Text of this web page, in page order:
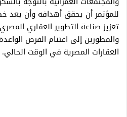
للمؤتمر أن يحقق أهدافه وأن
تعزيز صناعة التطوير العقاري
والمطورين إلى اغتنام الفرص
العقارات المصرية في الوقت الحالي.